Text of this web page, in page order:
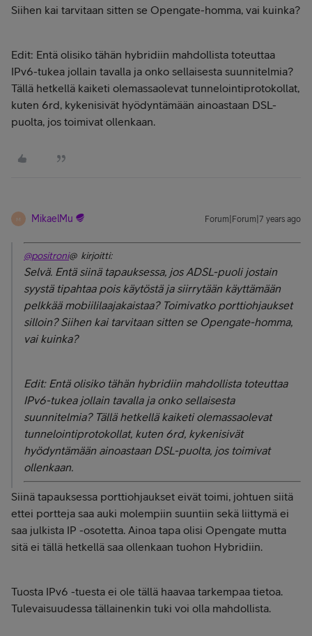
Siihen kai tarvitaan sitten se Opengate-homma, vai kuinka?
Edit: Entä olisiko tähän hybridiin mahdollista toteuttaa
IPv6-tukea jollain tavalla ja onko sellaisesta suunnitelmia?
Tällä hetkellä kaiketi olemassaolevat tunnelointiprotokollat,
kuten 6rd, kykenisivät hyödyntämään ainoastaan DSL-
puolta, jos toimivat ollenkaan.
M MikaelMu Forum|Forum|7 years ago
@positroni@ kirjoitti:
Selvä. Entä siinä tapauksessa, jos ADSL-puoli jostain
syystä tipahtaa pois käytöstä ja siirrytään käyttämään
pelkkää mobiililaajakaistaa? Toimivatko porttiohjaukset
silloin? Siihen kai tarvitaan sitten se Opengate-homma,
vai kuinka?
Edit: Entä olisiko tähän hybridiin mahdollista toteuttaa
IPv6-tukea jollain tavalla ja onko sellaisesta
suunnitelmia? Tällä hetkellä kaiketi olemassaolevat
tunnelointiprotokollat, kuten 6rd, kykenisivät
hyödyntämään ainoastaan DSL-puolta, jos toimivat
ollenkaan.
Siinä tapauksessa porttiohjaukset eivät toimi, johtuen siitä
ettei portteja saa auki molempiin suuntiin sekä liittymä ei
saa julkista IP -osotetta. Ainoa tapa olisi Opengate mutta
sitä ei tällä hetkellä saa ollenkaan tuohon Hybridiin.
Tuosta IPv6 -tuesta ei ole tällä haavaa tarkempaa tietoa.
Tulevaisuudessa tällainenkin tuki voi olla mahdollista.